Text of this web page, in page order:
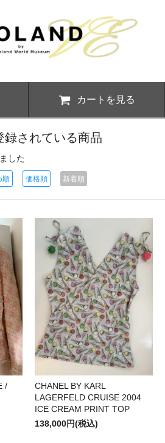
カートを見る
録されている商品
した
順 価格順 新着順
/
CHANEL BY KARL
LAGERFELD CRUISE 2004
ICE CREAM PRINT TOP
138,000円(税込)